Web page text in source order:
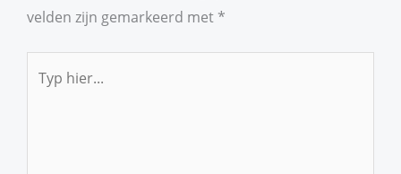
velden zijn gemarkeerd met *
hier...